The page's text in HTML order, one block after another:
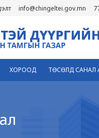
info@chingeltei.gov.mn
ХОРООД ТӨСӨЛД САНАЛ